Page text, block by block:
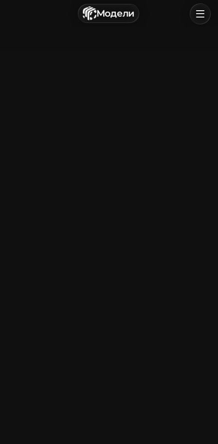
Модели
Политика конфиденциальности